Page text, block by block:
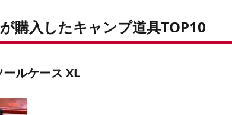
購入したキャンプ道具TOP10
ルケース XL